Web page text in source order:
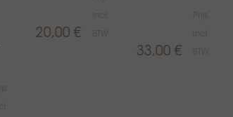
20,00 €
33,00 €